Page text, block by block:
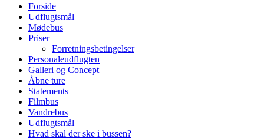
Forside
Udflugtsmål
Mødebus
Priser
Forretningsbetingelser
Personaleudflugten
Galleri og Concept
Åbne ture
Statements
Filmbus
Vandrebus
Udflugtsmål
Hvad skal der ske i bussen?